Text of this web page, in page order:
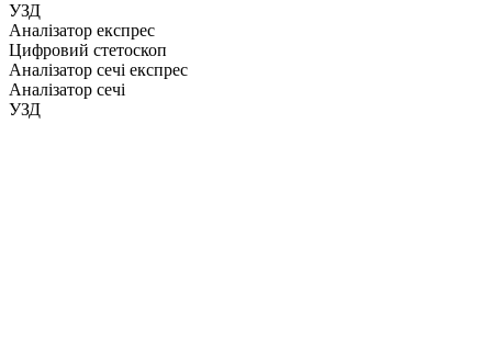
УЗД
Аналізатор експрес
Цифровий стетоскоп
Аналізатор сечі експрес
Аналізатор сечі
УЗД